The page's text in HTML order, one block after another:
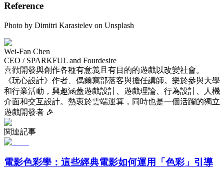
Reference
Photo by Dimitri Karastelev on Unsplash
Wei-Fan Chen
CEO / SPARKFUL and Fourdesire
喜歡開發與創作各種有意義且有目的的遊戲以改變社會。
《玩心設計》作者、偶爾寫部落客與擔任講師。樂於參與大學
和行業活動，興趣涵蓋遊戲設計、遊戲理論、行為設計、人機
介面和交互設計。熱衷於雲端運算，同時也是一個活躍的獨立
遊戲開發者 🎉
関連記事
電影色彩學：這些經典電影如何運用「色彩」引導